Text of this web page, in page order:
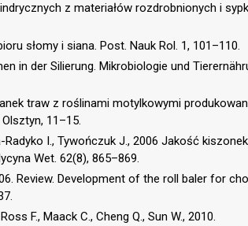
z materiałów rozdrobnionych i
słomy i siana. Post. Nauk Rol. 1, 101–110.
in der Silierung. Mikrobiologie und
traw z roślinami motylkowymi
11–15.
I., Tywończuk J., 2006 Jakość
Wet. 62(8), 865–869.
Review. Development of the roll baler for
F., Maack C., Cheng Q., Sun W., 2010.